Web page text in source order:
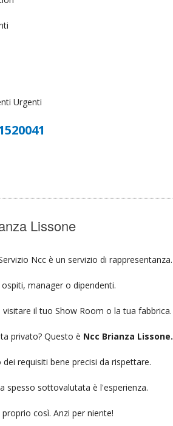
Urgenti
Lissone
Ncc è un servizio di rappresentanza.
manager o dipendenti.
il tuo Show Room o la tua fabbrica.
privato? Questo è Ncc Brianza Lissone.
requisiti bene precisi da rispettare.
spesso sottovalutata è l'esperienza.
così. Anzi per niente!